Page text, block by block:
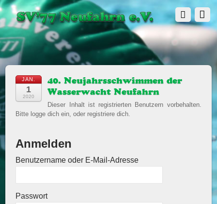
JAN.
1
2020
40. Neujahrsschwimmen der
Wasserwacht Neufahrn
Dieser Inhalt ist registrierten Benutzern vorbehalten.
Bitte logge dich ein, oder registriere dich.
Anmelden
Benutzername oder E-Mail-Adresse
Passwort